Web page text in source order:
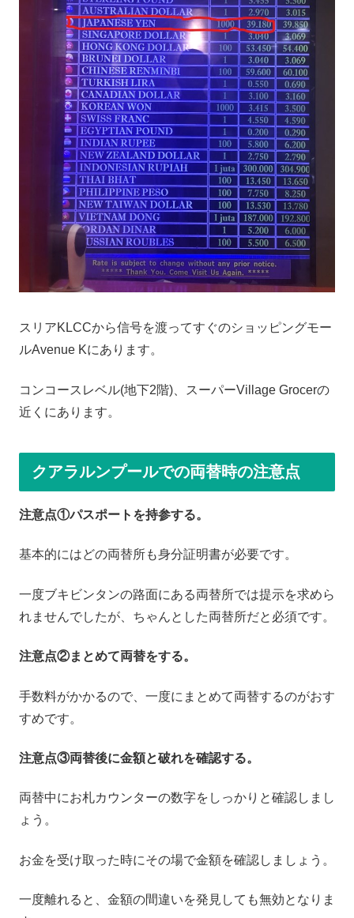
スリアKLCCから信号を渡ってすぐのショッピングモー
ルAvenue Kにあります。
コンコースレベル(地下2階)、スーパーVillage Grocerの
近くにあります。
クアラルンプールでの両替時の注意点
注意点①パスポートを持参する。
基本的にはどの両替所も身分証明書が必要です。
一度ブキビンタンの路面にある両替所では提示を求めら
れませんでしたが、ちゃんとした両替所だと必須です。
注意点②まとめて両替をする。
手数料がかかるので、一度にまとめて両替するのがおす
すめです。
注意点③両替後に金額と破れを確認する。
両替中にお札カウンターの数字をしっかりと確認しまし
ょう。
お金を受け取った時にその場で金額を確認しましょう。
一度離れると、金額の間違いを発見しても無効となりま